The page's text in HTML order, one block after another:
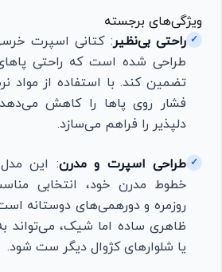
ویژگی‌های برجسته
✓ راحتی بی‌نظیر: کتانی اسپرت
طراحی شده است که راحتی
تضمین کند. با استفاده از مواد
فشار روی پاها را کاهش
دلپذیر را فراهم می‌سازد.
✓ طراحی اسپرت و مدرن: این
خطوط مدرن خود، انتخابی
روزمره و دورهمی‌های دوستانه
ظاهری ساده اما شیک، می‌تواند
یا شلوارهای کژوال دیگر ست شود.